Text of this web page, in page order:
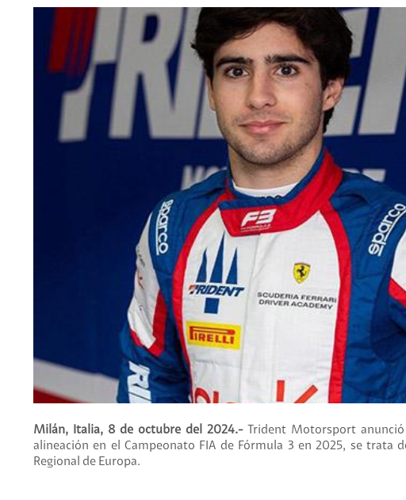
Milán, Italia, 8 de octubre del 2024.-Trident Motorsport
alineación en el Campeonato FIA de Fórmula 3 en 2025, se trata
Regional de Europa.